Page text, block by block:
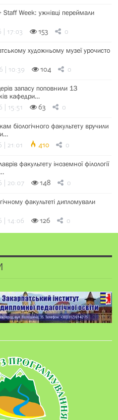
Staff Week: ужнівці переймали
| 17:03 153 0
художньому музеї урочисто
| 10:39 104 0
запасу поповнили 13
кафедри…
| 15:51 63 0
біологічного факультету вручили
| 21:01 410 0
факультету іноземної філології
| 20:07 148 0
факультеті дипломували
| 14:06 126 0